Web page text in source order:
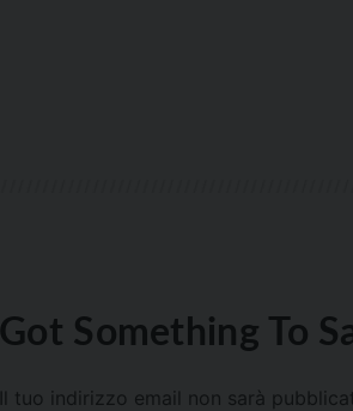
Got Something To
Il tuo indirizzo email non sarà